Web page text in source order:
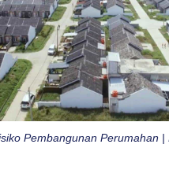
Pembangunan Perumahan |